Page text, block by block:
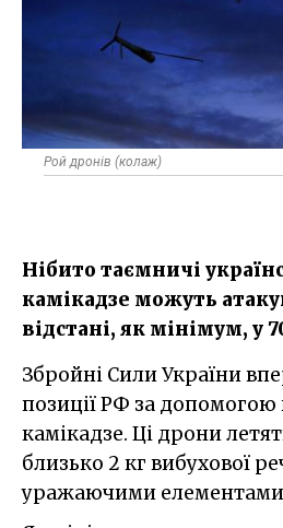
Рой дронів (колаж)
Нібито таємничі
камікадзе можуть
відстані, як мінімум, у
Збройні Сили України вперше атакували
позиції РФ за допомогою
камікадзе. Ці дрони
близько 2 кг вибухової
уражаючими